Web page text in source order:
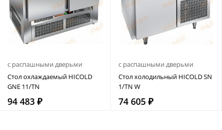
с распашными дверьми
Стол охлаждаемый HICOLD
GNE 11/TN
94 483 ₽
с распашными дверьми
Стол холодильный HICOLD SN
1/TN W
74 605 ₽